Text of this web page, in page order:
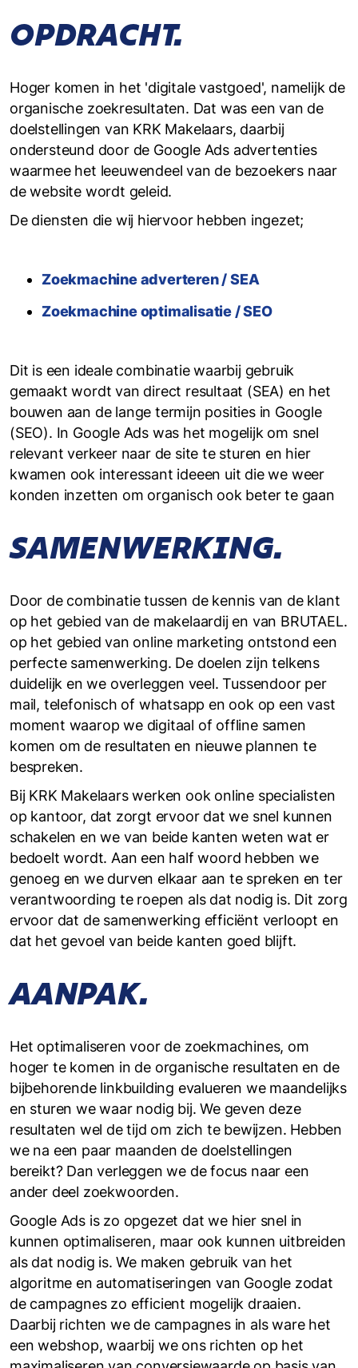
OPDRACHT.
Hoger komen in het 'digitale vastgoed', namelijk de
organische zoekresultaten. Dat was een van de
doelstellingen van KRK Makelaars, daarbij
ondersteund door de Google Ads advertenties
waarmee het leeuwendeel van de bezoekers naar
de website wordt geleid.
De diensten die wij hiervoor hebben ingezet;
Zoekmachine adverteren / SEA
Zoekmachine optimalisatie / SEO
Dit is een ideale combinatie waarbij gebruik
gemaakt wordt van direct resultaat (SEA) en het
bouwen aan de lange termijn posities in Google
(SEO). In Google Ads was het mogelijk om snel
relevant verkeer naar de site te sturen en hier
kwamen ook interessant ideeen uit die we weer
konden inzetten om organisch ook beter te gaan
SAMENWERKING.
Door de combinatie tussen de kennis van de klant
op het gebied van de makelaardij en van BRUTAEL.
op het gebied van online marketing ontstond een
perfecte samenwerking. De doelen zijn telkens
duidelijk en we overleggen veel. Tussendoor per
mail, telefonisch of whatsapp en ook op een vast
moment waarop we digitaal of offline samen
komen om de resultaten en nieuwe plannen te
bespreken.
Bij KRK Makelaars werken ook online specialisten
op kantoor, dat zorgt ervoor dat we snel kunnen
schakelen en we van beide kanten weten wat er
bedoelt wordt. Aan een half woord hebben we
genoeg en we durven elkaar aan te spreken en ter
verantwoording te roepen als dat nodig is. Dit zorg
ervoor dat de samenwerking efficiënt verloopt en
dat het gevoel van beide kanten goed blijft.
AANPAK.
Het optimaliseren voor de zoekmachines, om
hoger te komen in de organische resultaten en de
bijbehorende linkbuilding evalueren we maandelijks
en sturen we waar nodig bij. We geven deze
resultaten wel de tijd om zich te bewijzen. Hebben
we na een paar maanden de doelstellingen
bereikt? Dan verleggen we de focus naar een
ander deel zoekwoorden.
Google Ads is zo opgezet dat we hier snel in
kunnen optimaliseren, maar ook kunnen uitbreiden
als dat nodig is. We maken gebruik van het
algoritme en automatiseringen van Google zodat
de campagnes zo efficient mogelijk draaien.
Daarbij richten we de campagnes in als ware het
een webshop, waarbij we ons richten op het